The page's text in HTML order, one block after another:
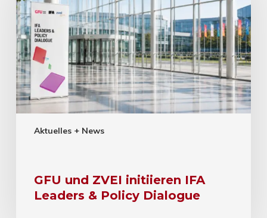
Aktuelles + News
GFU und ZVEI initiieren IFA
Leaders & Policy Dialogue